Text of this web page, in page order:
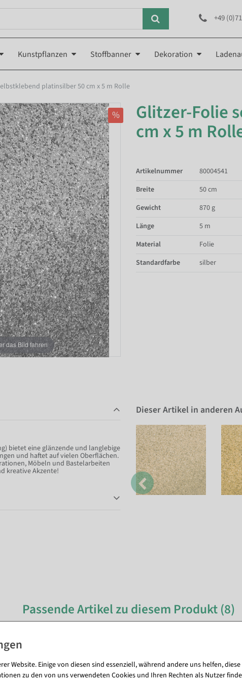
+49
Kunstpflanzen Stoffbanner Dekoration
platinsilber 50 cm x 5 m Rolle
das Bild fahren
% Glitzer-Folie
cm x 5 m
Artikelnummer
80004541
Breite
50 cm
Gewicht
870 g
Länge
5 m
Material
Folie
Standardfarbe
silber
bietet eine glänzende und langlebige
und haftet auf vielen Oberflächen.
Möbeln und Bastelarbeiten
kreative Akzente!
Dieser Artikel in anderen
Passende Artikel zu diesem Produkt (8)
Website. Einige von diesen sind essenziell, während andere uns helfen,
zu den von uns verwendeten Cookies und Ihren Rechten als Nutzer